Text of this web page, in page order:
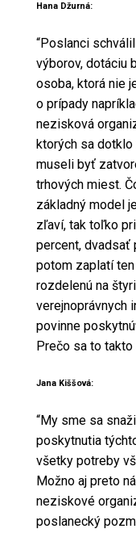
Hana Džurná:
“Poslanci
výborov, dotáciu
osoba, ktorá nie
o prípady
nezisková
ktorých sa
museli byť
trhových miest.
základný model
zľaví, tak toľko
percent, dvadsať
potom zaplatí
rozdelenú na
verejnoprávnych
povinne
Prečo sa to takto
Jana Kiššová:
“My sme sa
poskytnutia
všetky potreby
Možno aj preto
neziskové
poslanecký